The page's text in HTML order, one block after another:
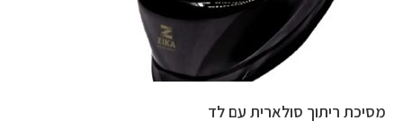
מסיכת ריתוך סולארית עם לד